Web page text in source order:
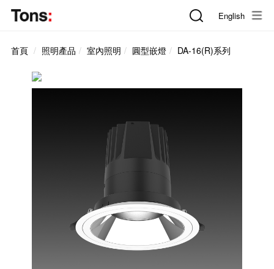
English
首頁 照明產品 室內照明 圓型嵌燈 DA-16(R)系列